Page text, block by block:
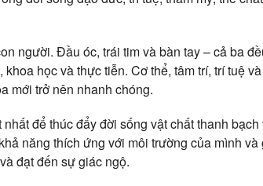
người. Đầu óc, trái tim và bàn tay – cả ba
học và thực tiễn. Cơ thể, tâm trí, trí tuệ
mới trở nên nhanh chóng.
để thúc đẩy đời sống vật chất thanh
năng thích ứng với môi trường của mình
đạt đến sự giác ngộ.